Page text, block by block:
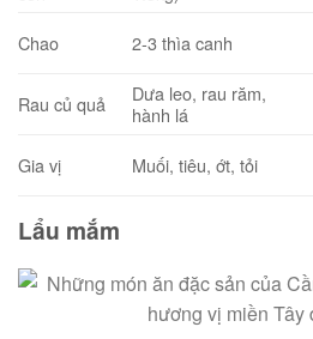
Chao
2-3 thìa canh
Rau củ quả
Dưa leo, rau răm,
hành lá
Gia vị
Muối, tiêu, ớt, tỏi
Lẩu mắm